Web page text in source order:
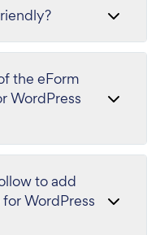
the eForm
WordPress
to add
WordPress